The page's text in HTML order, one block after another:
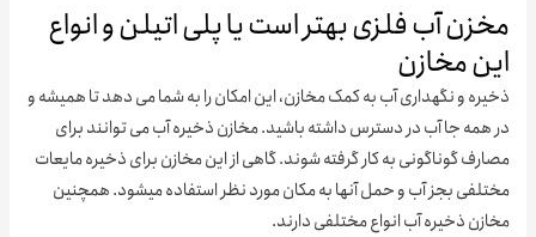
آب فلزی بهتر است یا پلی اتیلن و انواع
مخازن
و نگهداری آب به کمک مخازن، این امکان را به شما می دهد تا همیشه و
جا آب در دسترس داشته باشید. مخازن ذخیره آب می توانند برای
گوناگونی به کار گرفته شوند. گاهی از این مخازن برای ذخیره مایعات
بجز آب و حمل آنها به مکان مورد نظر استفاده میشود. همچنین
ذخیره آب انواع مختلفی دارند.